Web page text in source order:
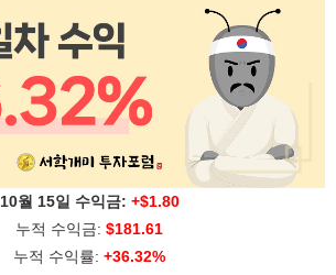
10월 15일 수익금: +$1.80
누적 수익금: $181.61
누적 수익률: +36.32%